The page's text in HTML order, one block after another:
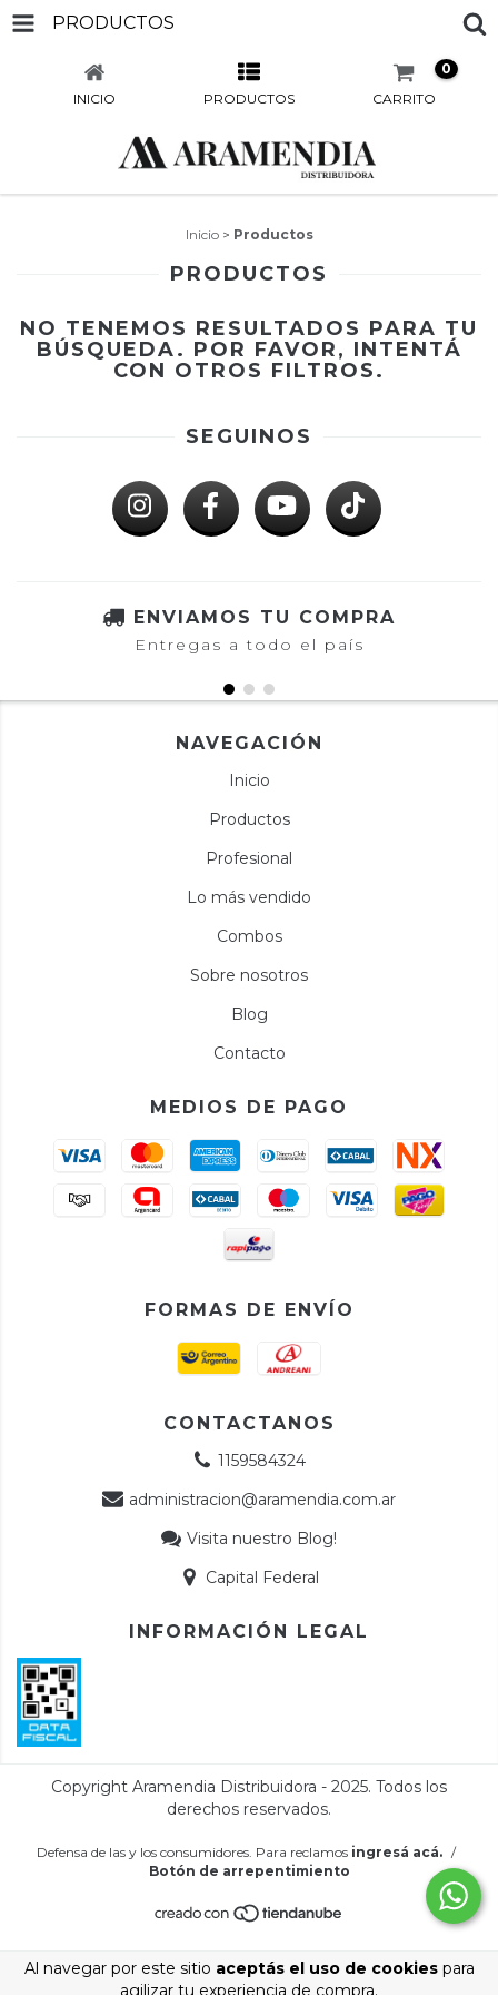
PRODUCTOS
INICIO PRODUCTOS CARRITO
0
Al navegar por este sitio aceptás el uso de cookiespara
agilizar tu experiencia de compra.
Inicio > Productos
PRODUCTOS
NO TENEMOS RESULTADOS PARA TU
BÚSQUEDA. POR FAVOR, INTENTÁ
CON OTROS FILTROS.
SEGUINOS
ENVIAMOS TU COMPRA
Entregas a todo el país
NAVEGACIÓN
Inicio
Productos
Profesional
Lo más vendido
Combos
Sobre nosotros
Blog
Contacto
MEDIOS DE PAGO
FORMAS DE ENVÍO
CONTACTANOS
1159584324
administracion@aramendia.com.ar
Visita nuestro Blog!
Capital Federal
INFORMACIÓN LEGAL
Defensa de las y los consumidores. Para reclamos ingresá acá. /
Botón de arrepentimiento